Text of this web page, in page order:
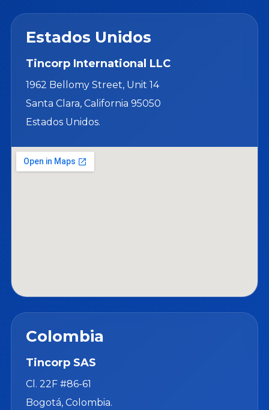
Estados Unidos
Tincorp International LLC
1962 Bellomy Street, Unit 14
Santa Clara, California 95050
Estados Unidos.
Colombia
Tincorp SAS
Cl. 22F #86-61
Bogotá, Colombia.